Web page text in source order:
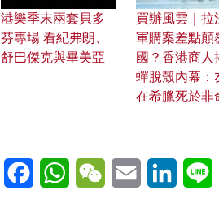
港樂季末兩套貝多
芬專場 看紀弗朗、
舒巴傑克與畢美亞
買辦風雲｜拉
軍購案差點顛
國？香港商人
蟬脫殼內幕：
在希臘死於非
FacebookWhatsAppWeChatEmail